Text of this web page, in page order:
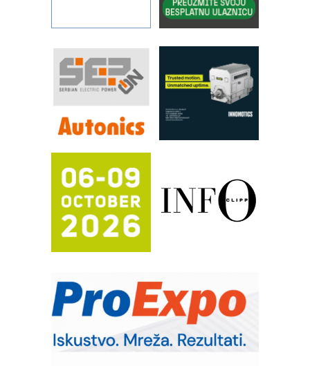
Filtration Group Industrial – Napredna
rešenja za filtraciju u hidrauličkim i
RILINEX kompanije Rittal
FANUC: Najbolje za vašu pametnu
automatizaciju
Efikasno upravljanje energijom
Automatizacija pakovanja · Display
Potpuna efikasnost bez složenih
sistema
Trajna oznaka kao dugoročna korist
Bezbednost na prvom mestu!
IB BLUMENAUER - više od 40 godina
poverenja u industriji
– Pametna signalizacija za efikasnije
upravljanje mašinama
Sigurnije ispitivanje transformatora u
solarnim elektranama i vetroparkovima
Pranje točkova na gradilištu- standard